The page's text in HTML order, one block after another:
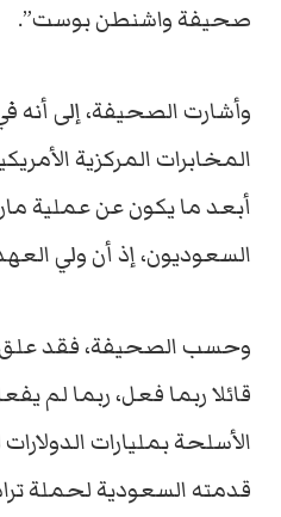
صحيفة واشنطن بوست”.
وأشارت الصحيفة، إلى أنه
المخابرات المركزية
أبعد ما يكون عن عملية
السعوديون، إذ أن ولي
وحسب الصحيفة، فقد علق
قائلا ربما فعل، ربما لم
الأسلحة بمليارات
قدمته السعودية لحملة